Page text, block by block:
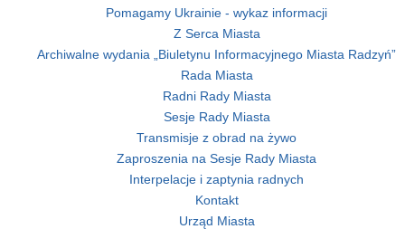
Pomagamy Ukrainie - wykaz informacji
Z Serca Miasta
Archiwalne wydania „Biuletynu Informacyjnego Miasta Radzyń”
Rada Miasta
Radni Rady Miasta
Sesje Rady Miasta
Transmisje z obrad na żywo
Zaproszenia na Sesje Rady Miasta
Interpelacje i zaptynia radnych
Kontakt
Urząd Miasta